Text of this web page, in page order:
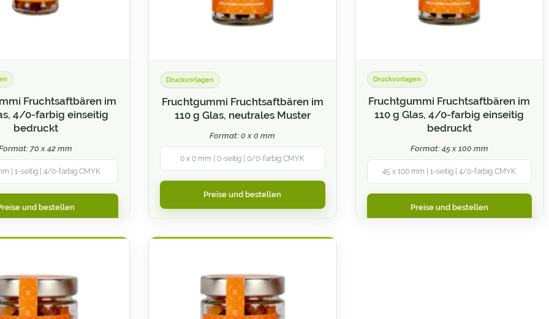
Fruchtsaftbären im
4/0-farbig einseitig
bedruckt
70 x 42 mm
| 1-seitig | 4/0-farbig CMYK
und bestellen
Druckvorlagen
Fruchtgummi Fruchtsaftbären im
110 g Glas, neutrales Muster
Format: 0 x 0 mm
0 x 0 mm | 0-seitig | 0/0-farbig CMYK
Preise und bestellen
Druckvorlagen
Fruchtgummi Fruchtsaftbären im
110 g Glas, 4/0-farbig einseitig
bedruckt
Format: 45 x 100 mm
45 x 100 mm | 1-seitig | 4/0-farbig CMYK
Preise und bestellen